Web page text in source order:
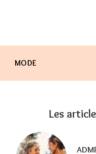
MODE
Les